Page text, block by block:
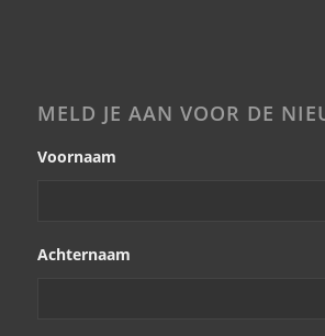
MELD JE AAN VOOR DE
Voornaam
Achternaam